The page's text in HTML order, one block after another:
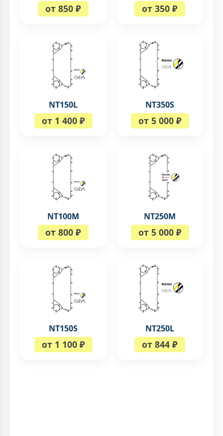
от 850 ₽ от 350 ₽
NT150L
от 1 400 ₽
NT350S
от 5 000 ₽
NT100M
от 800 ₽
NT250M
от 5 000 ₽
NT150S
от 1 100 ₽
NT250L
от 844 ₽